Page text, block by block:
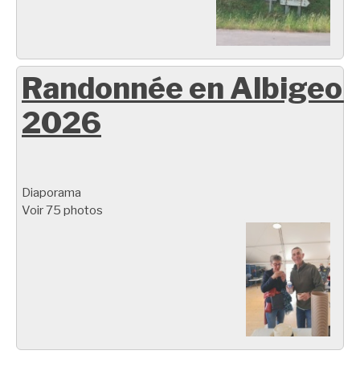
Randonnée en
2026
Diaporama
Voir 75 photos